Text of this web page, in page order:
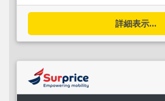
詳細表示...